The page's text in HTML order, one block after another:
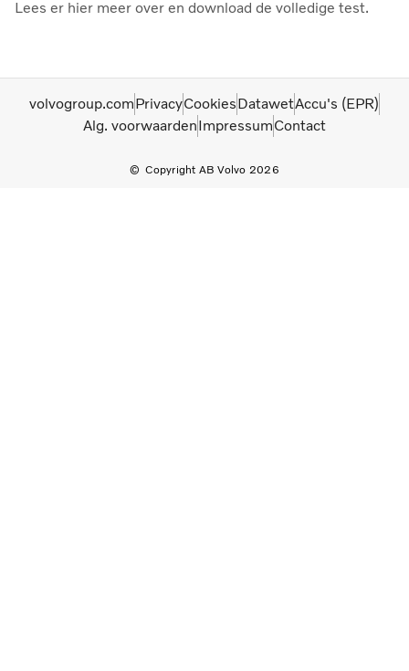
Lees er hier meer over en download de volledige test.
Copyright AB Volvo 2026
volvogroup.comPrivacyCookiesDatawetAccu's (EPR)
Alg. voorwaardenImpressumContact